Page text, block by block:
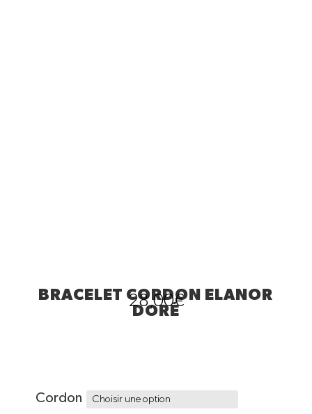
BRACELET CORDON ELANOR
DORÉ
28,00€
Cordon